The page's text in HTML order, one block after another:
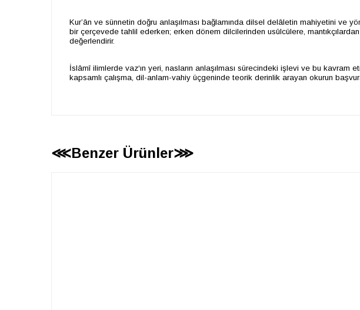
Kur’ân ve sünnetin doğru anlaşılması bağlamında dilsel delâletin mahiyetini ve
bir çerçevede tahlil ederken; erken dönem dilcilerinden usûlcülere,
değerlendirir.
İslâmî ilimlerde vaz‘ın yeri, nasların anlaşılması sürecindeki işlevi ve bu kavram
kapsamlı çalışma, dil-anlam-vahiy üçgeninde teorik derinlik arayan okurun
⋘Benzer Ürünler⋙